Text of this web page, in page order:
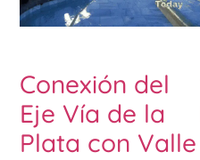
Conexión del
Eje Vía de la
Plata con Valle